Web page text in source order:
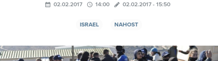
02.02.2017 14:00 02.02.2017 - 15:50
ISRAEL NAHOST